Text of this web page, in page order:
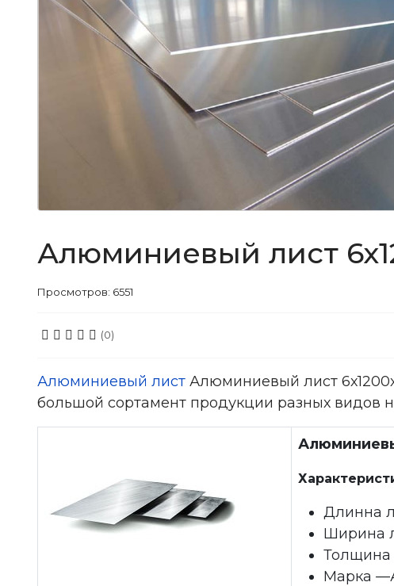
Алюминиевый лист
Просмотров: 6551
(0)
Алюминиевый лист Алюминиевый лист
большой сортамент продукции разных видов
Длинна
Ширина
Толщина
Марка